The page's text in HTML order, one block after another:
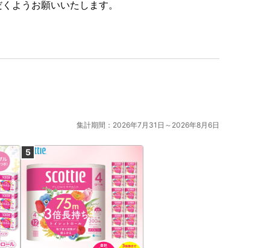
ようお願いいたします。
集計期間：2026年7月31日～2026年8月6日